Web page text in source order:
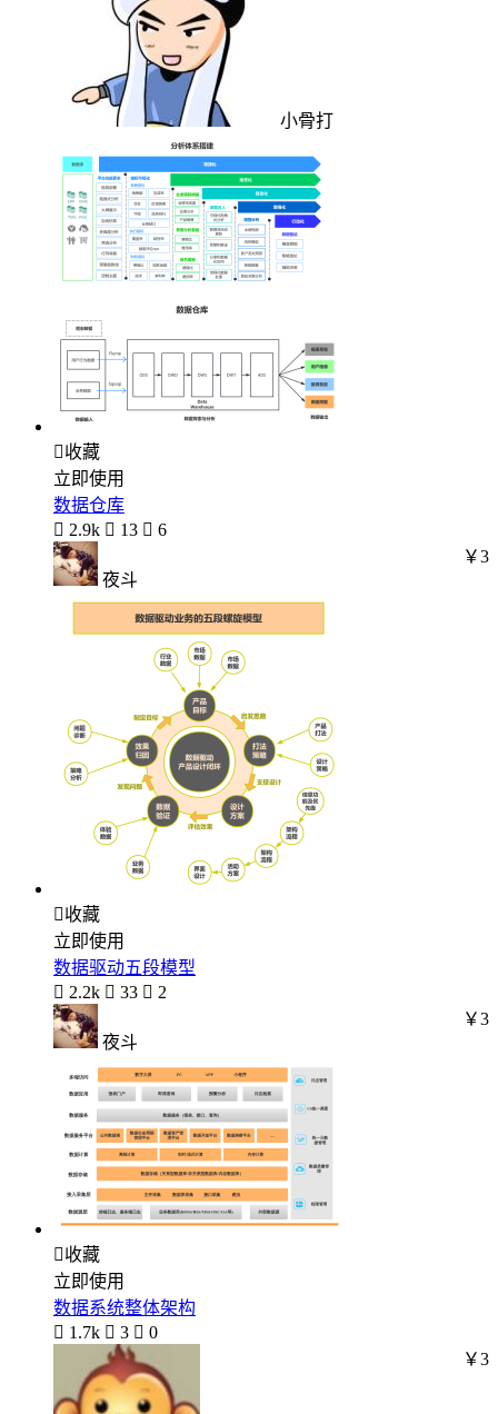
小骨打
收藏
立即使用
数据仓库
 2.9k  13  6
夜斗
￥3
收藏
立即使用
数据驱动五段模型
 2.2k  33  2
夜斗
￥3
收藏
立即使用
数据系统整体架构
 1.7k  3  0
￥3